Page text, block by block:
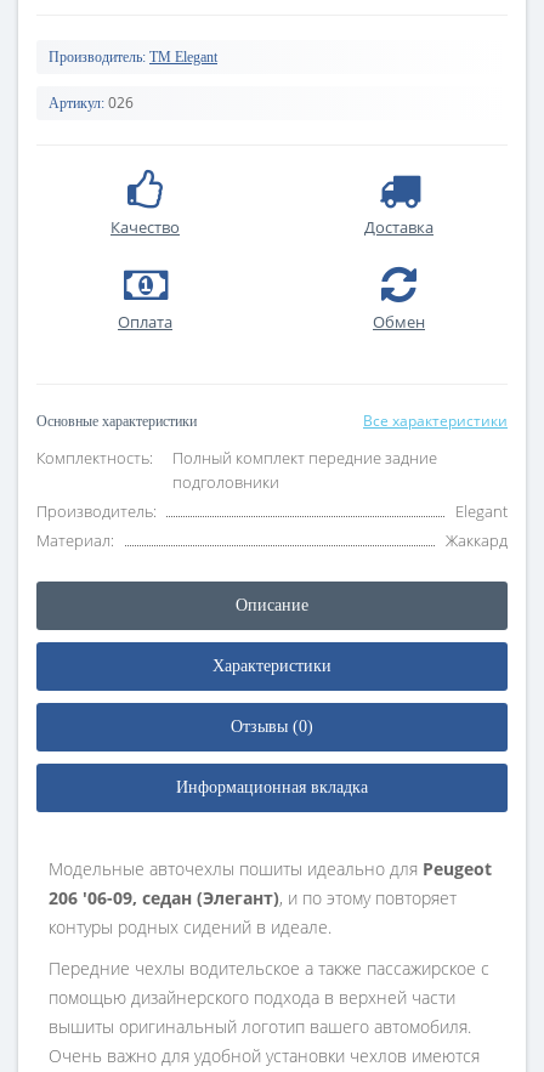
Производитель: TM Elegant
Артикул: 026
Качество Доставка
Оплата Обмен
Основные характеристики Все характеристики
Комплектность:
Полный комплект передние задние
подголовники
Производитель:
Elegant
Материал:
Жаккард
Описание
Характеристики
Отзывы (0)
Информационная вкладка
Модельные авточехлы пошиты идеально для Peugeot
206 '06-09, седан (Элегант), и по этому повторяет
контуры родных сидений в идеале.
Передние чехлы водительское а также пассажирское с
помощью дизайнерского подхода в верхней части
вышиты оригинальный логотип вашего автомобиля.
Очень важно для удобной установки чехлов имеются